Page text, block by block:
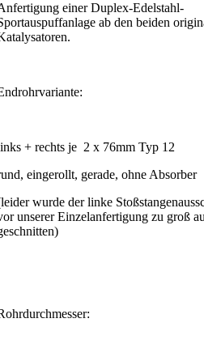
einer Duplex-Edelstahl-
ab den beiden
+ rechts je 2 x 76mm Typ 12
eingerollt, gerade, ohne Absorber
wurde der linke
unserer Einzelanfertigung zu groß